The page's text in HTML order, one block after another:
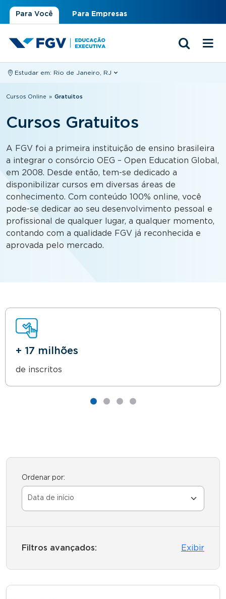
Para Você Para Empresas
Estudar em: Rio de Janeiro, RJ
Você está aqui
Cursos Online » Gratuitos
Cursos Gratuitos
A FGV foi a primeira instituição de ensino brasileira
a integrar o consórcio OEG – Open Education Global,
em 2008. Desde então, tem-se dedicado a
disponibilizar cursos em diversas áreas de
conhecimento. Com conteúdo 100% online, você
pode-se dedicar ao seu desenvolvimento pessoal e
profissional de qualquer lugar, a qualquer momento,
contando com a qualidade FGV já reconhecida e
aprovada pelo mercado.
+ 17 milhões
de inscritos
Ordenar por:
Filtros avançados: Exibir